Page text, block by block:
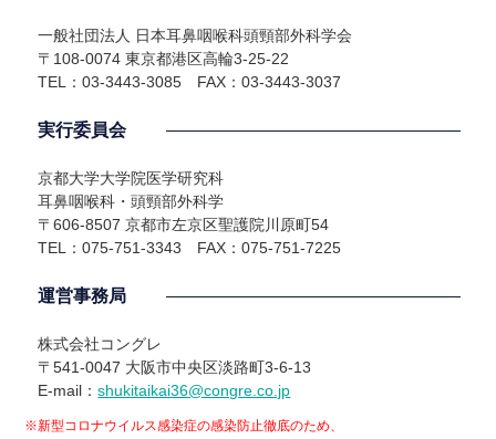
一般社団法人 日本耳鼻咽喉科頭頸部外科学会
〒108-0074 東京都港区高輪3-25-22
TEL：03-3443-3085 FAX：03-3443-3037
実行委員会
京都大学大学院医学研究科
耳鼻咽喉科・頭頸部外科学
〒606-8507 京都市左京区聖護院川原町54
TEL：075-751-3343 FAX：075-751-7225
運営事務局
株式会社コングレ
〒541-0047 大阪市中央区淡路町3-6-13
E-mail：shukitaikai36@congre.co.jp
※新型コロナウイルス感染症の感染防止徹底のため、